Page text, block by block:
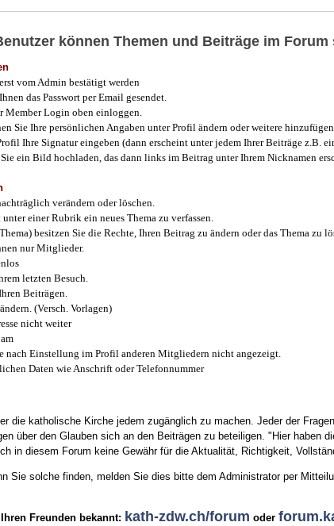
können Themen und Beiträge im Forum
vom Admin bestätigt werden
das Passwort per Email gesendet.
Member Login oben einloggen.
Sie Ihre persönlichen Angaben unter Profil ändern oder weitere hinzufügen.
Ihre Signatur eingeben (dann erscheint unter jedem Ihrer Beiträge z.B.
ein Bild hochladen, das dann links im Beitrag unter Ihrem Nicknamen
verändern oder löschen.
einer Rubrik ein neues Thema zu verfassen.
besitzen Sie die Rechte, Ihren Beitrag zu ändern oder das Thema zu
nur Mitglieder.
letzten Besuch.
Beiträgen.
(Versch. Vorlagen)
nicht weiter
nach Einstellung im Profil anderen Mitgliedern nicht angezeigt.
Daten wie Anschrift oder Telefonnummer
die katholische Kirche jedem zugänglich zu machen. Jeder der
über den Glauben sich an den Beiträgen zu beteiligen. "Hier haben
in diesem Forum keine Gewähr für die Aktualität, Richtigkeit,
Sie solche finden, melden Sie dies bitte dem Administrator per
Freunden bekannt: kath-zdw.ch/forum oder